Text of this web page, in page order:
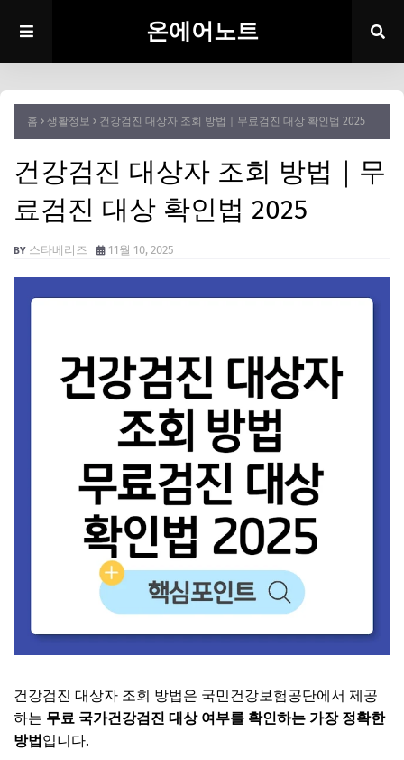
온에어노트
홈 생활정보 건강검진 대상자 조회 방법｜무료검진 대상 확인법 2025
건강검진 대상자 조회 방법｜무
료검진 대상 확인법 2025
스타베리즈 11월 10, 2025
건강검진 대상자 조회 방법은 국민건강보험공단에서 제공
하는 무료 국가건강검진 대상 여부를 확인하는 가장 정확한
방법입니다.